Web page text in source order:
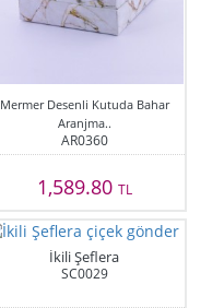
Mermer Desenli Kutuda Bahar
Aranjma..
AR0360
1,589.80 TL
İkili Şeflera
SC0029